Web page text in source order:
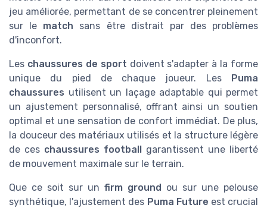
jeu améliorée, permettant de se concentrer pleinement
sur le match sans être distrait par des problèmes
d'inconfort.
Les chaussures de sport doivent s'adapter à la forme
unique du pied de chaque joueur. Les
Puma
chaussures utilisent un laçage adaptable qui permet
un ajustement personnalisé, offrant ainsi un soutien
optimal et une sensation de confort immédiat. De plus,
la douceur des matériaux utilisés et la structure légère
de ces chaussures football
garantissent une liberté
de mouvement maximale sur le terrain.
Que ce soit sur un firm ground
ou sur une pelouse
synthétique, l'ajustement des Puma Future est crucial